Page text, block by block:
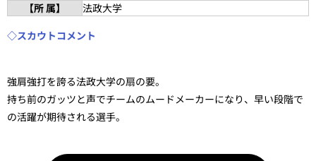
【所 属】
法政大学
◇スカウトコメント
強肩強打を誇る法政大学の扇の要。
持ち前のガッツと声でチームのムードメーカーになり、早い段階で
の活躍が期待される選手。